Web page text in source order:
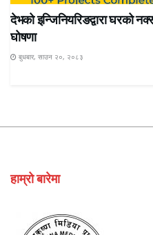
देभको इन्जिनियरिङद्वारा घरको
घोषणा
बुधबार, साउन २०, २०८३
हाम्रो बारेमा